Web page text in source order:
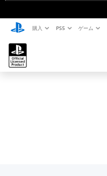
購入 PS5 ゲーム